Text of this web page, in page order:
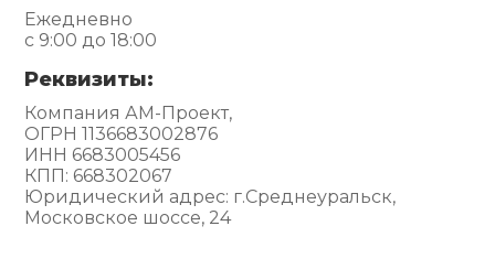
Ежедневно
с 9:00 до 18:00
Реквизиты:
Компания АМ-Проект,
ОГРН 1136683002876
ИНН 6683005456
КПП: 668302067
Юридический адрес: г.Среднеуральск,
Московское шоссе, 24